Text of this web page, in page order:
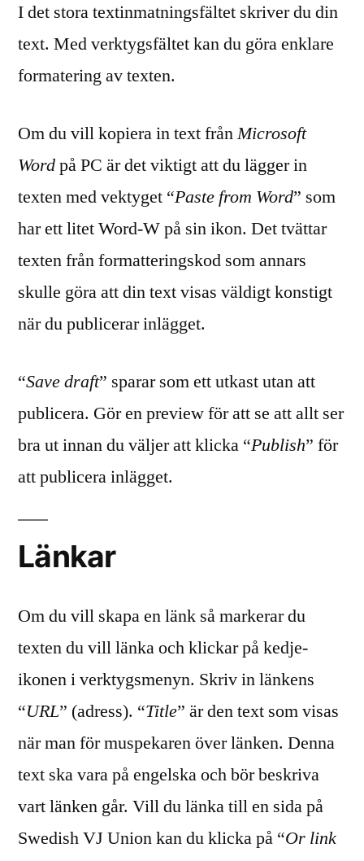
I det stora textinmatningsfältet skriver du din
text. Med verktygsfältet kan du göra enklare
formatering av texten.
Om du vill kopiera in text frånMicrosoft
Wordpå PC är det viktigt att du lägger in
texten med vektyget “Paste from Word” som
har ett litet Word-W på sin ikon. Det tvättar
texten från formatteringskod som annars
skulle göra att din text visas väldigt konstigt
när du publicerar inlägget.
“Save draft” sparar som ett utkast utan att
publicera. Gör en preview för att se att allt ser
bra ut innan du väljer att klicka “Publish” för
att publicera inlägget.
Länkar
Om du vill skapa en länk så markerar du
texten du vill länka och klickar på kedje-
ikonen i verktygsmenyn. Skriv in länkens
“URL” (adress). “Title” är den text som visas
när man för muspekaren över länken. Denna
text ska vara på engelska och bör beskriva
vart länken går. Vill du länka till en sida på
Swedish VJ Union kan du klicka på “Or link